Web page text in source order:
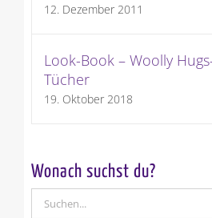
12. Dezember 2011
Look-Book – Woolly Hugs-
Tücher
19. Oktober 2018
Wonach suchst du?
Suche